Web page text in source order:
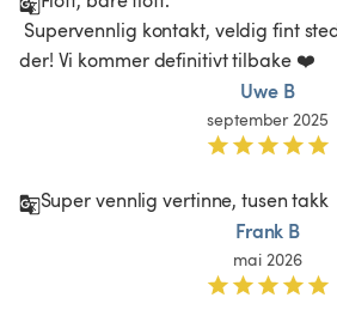
der! Vi kommer definitivt tilbake ❤️
Uwe B
september 2025
Super vennlig vertinne, tusen takk
Frank B
mai 2026